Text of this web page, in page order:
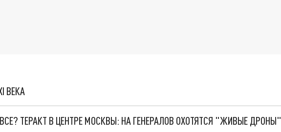
ВЕКА
ТЕРАКТ В ЦЕНТРЕ МОСКВЫ: НА ГЕНЕРАЛОВ ОХОТЯТСЯ "ЖИВЫЕ ДРОНЫ"